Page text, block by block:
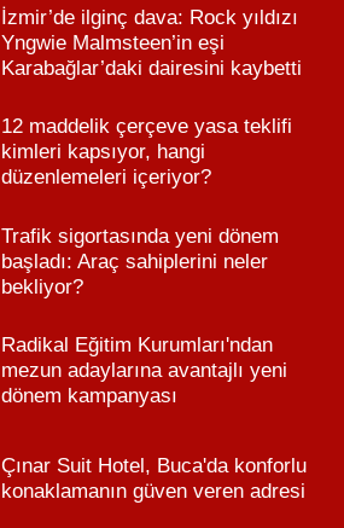
İzmir’de ilginç dava: Rock yıldızı
Yngwie Malmsteen’in eşi
Karabağlar’daki dairesini kaybetti
12 maddelik çerçeve yasa teklifi
kimleri kapsıyor, hangi
düzenlemeleri içeriyor?
Trafik sigortasında yeni dönem
başladı: Araç sahiplerini neler
bekliyor?
Radikal Eğitim Kurumları'ndan
mezun adaylarına avantajlı yeni
dönem kampanyası
Çınar Suit Hotel, Buca'da konforlu
konaklamanın güven veren adresi